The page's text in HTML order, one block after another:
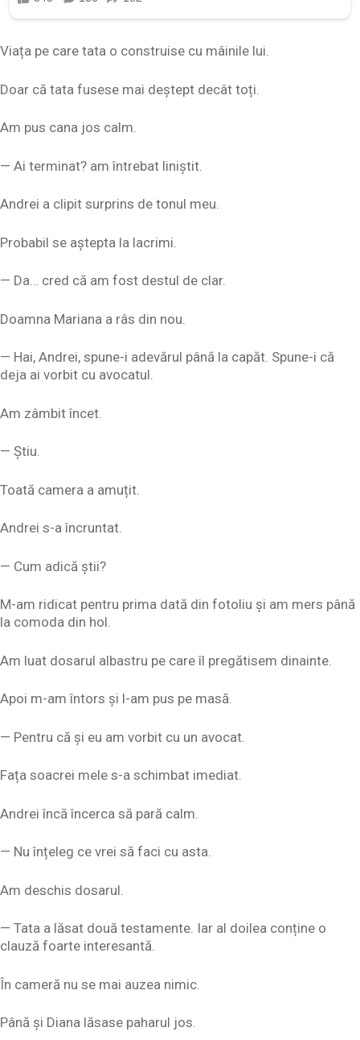
Viața pe care tata o construise cu mâinile lui.
Doar că tata fusese mai deștept decât toți.
Am pus cana jos calm.
— Ai terminat? am întrebat liniștit.
Andrei a clipit surprins de tonul meu.
Probabil se aștepta la lacrimi.
— Da… cred că am fost destul de clar.
Doamna Mariana a râs din nou.
— Hai, Andrei, spune-i adevărul până la capăt. Spune-i că
deja ai vorbit cu avocatul.
Am zâmbit încet.
— Știu.
Toată camera a amuțit.
Andrei s-a încruntat.
— Cum adică știi?
M-am ridicat pentru prima dată din fotoliu și am mers până
la comoda din hol.
Am luat dosarul albastru pe care îl pregătisem dinainte.
Apoi m-am întors și l-am pus pe masă.
— Pentru că și eu am vorbit cu un avocat.
Fața soacrei mele s-a schimbat imediat.
Andrei încă încerca să pară calm.
— Nu înțeleg ce vrei să faci cu asta.
Am deschis dosarul.
— Tata a lăsat două testamente. Iar al doilea conține o
clauză foarte interesantă.
În cameră nu se mai auzea nimic.
Până și Diana lăsase paharul jos.